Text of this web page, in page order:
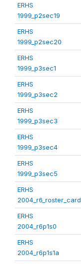
ERHS
1999_p2sec19
ERHS
1999_p2sec20
ERHS
1999_p3sec1
ERHS
1999_p3sec2
ERHS
1999_p3sec3
ERHS
1999_p3sec4
ERHS
1999_p3sec5
ERHS
2004_r6_roster_card
ERHS
2004_r6p1s0
ERHS
2004_r6p1s1a